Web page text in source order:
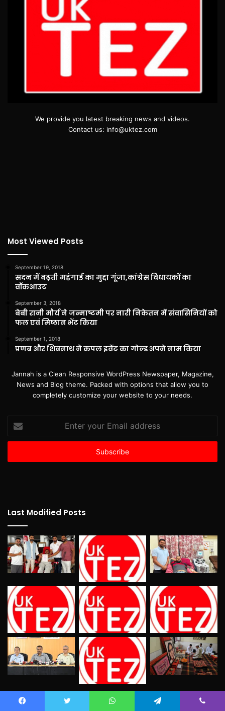
We provide you latest breaking news and videos.
Contact us: info@uktez.com
Most Viewed Posts
September 19, 2018
सदन में बढ़ती महंगाई का मुद्दा गूंजा,कांग्रेस विधायकों का
वॉकआउट
September 3, 2018
बेबी रानी मौर्य ने जन्माष्टमी पर नारी निकेतन में संवासिनियों को
फल एवं मिष्ठान भेंट किया
September 1, 2018
प्रणब और शिबनाथ ने कपल इवेंट का गोल्ड अपने नाम किया
Jannah is a Clean Responsive WordPress Newspaper, Magazine,
News and Blog theme. Packed with options that allow you to
completely customize your website to your needs.
your
Email
Last Modified Posts